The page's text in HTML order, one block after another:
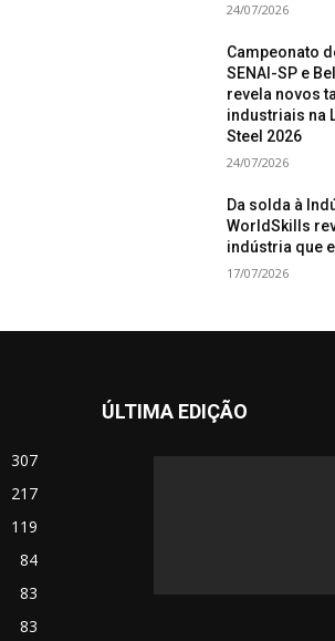
24/07/2026
Campeonato
SENAI-SP e
revela novos
industriais na
Steel 2026
24/07/2026
Da solda à
WorldSkills
indústria que
17/07/2026
307
217
119
84
83
83
ÚLTIMA EDIÇÃO